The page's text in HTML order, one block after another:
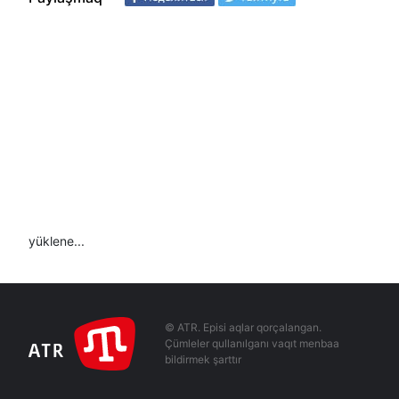
yüklene...
© ATR. Episi aqlar qorçalangan.
Çümleler qullanılganı vaqıt menbaa
bildirmek şarttır